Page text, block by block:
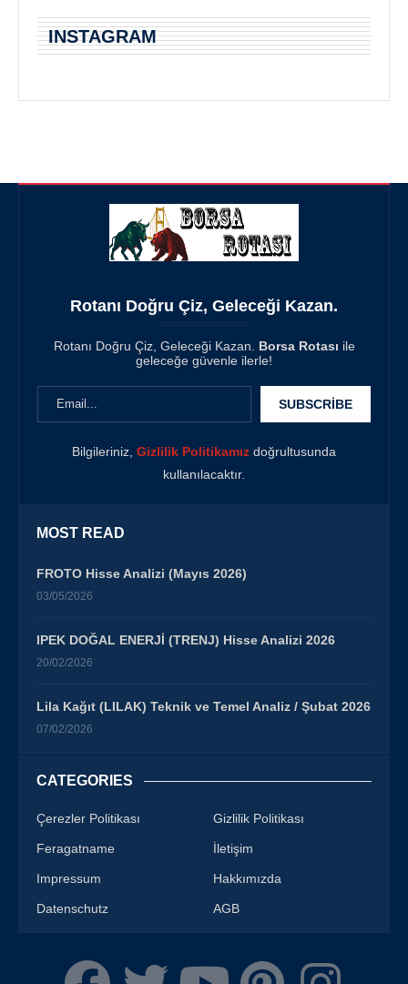
INSTAGRAM
CATEGORIES
Çerezler Politikası Gizlilik Politikası
Feragatname İletişim
Impressum Hakkımızda
Datenschutz AGB
Rotanı Doğru Çiz, Geleceği Kazan.
Rotanı Doğru Çiz, Geleceği Kazan. Borsa Rotası ile
geleceğe güvenle ilerle!
Bilgileriniz, Gizlilik Politikamız doğrultusunda
kullanılacaktır.
MOST READ
FROTO Hisse Analizi (Mayıs 2026)
03/05/2026
IPEK DOĞAL ENERJİ (TRENJ) Hisse Analizi 2026
20/02/2026
Lila Kağıt (LILAK) Teknik ve Temel Analiz / Şubat 2026
07/02/2026